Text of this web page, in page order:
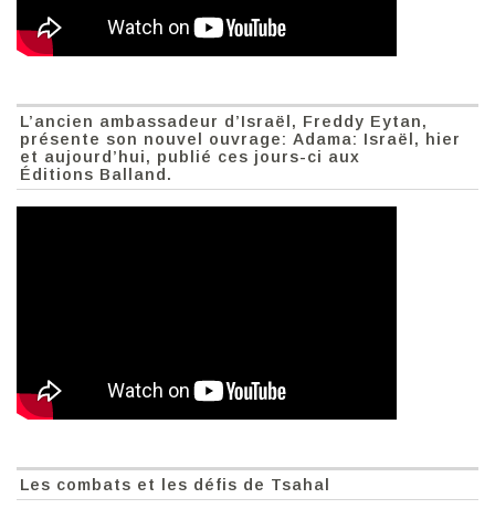
L’ancien ambassadeur d’Israël, Freddy Eytan,
présente son nouvel ouvrage: Adama: Israël, hier
et aujourd’hui, publié ces jours-ci aux
Éditions Balland.
Les combats et les défis de Tsahal